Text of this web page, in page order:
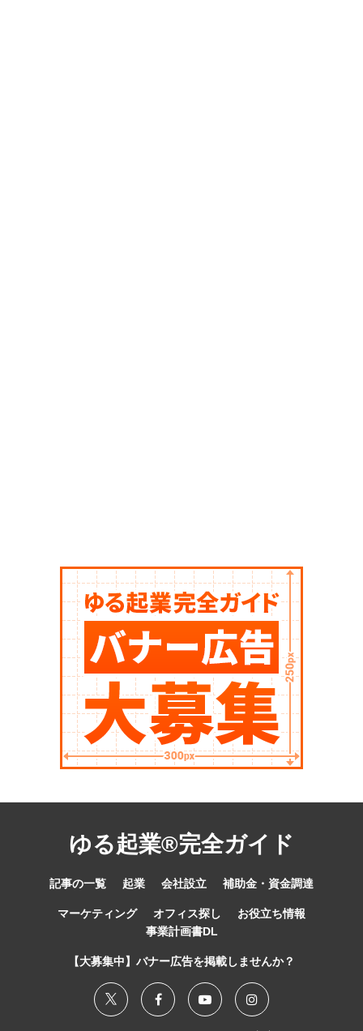
ゆる起業®完全ガイド
記事の一覧 起業 会社設立 補助金・資金調達
マーケティング オフィス探し
お役立ち情報
事業計画書DL
【大募集中】バナー広告を掲載しませんか？